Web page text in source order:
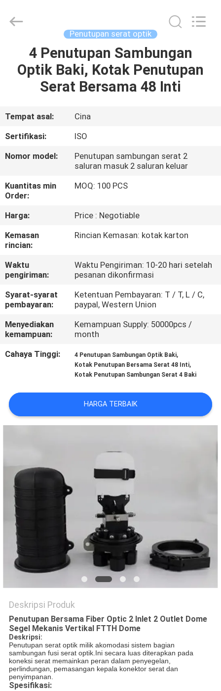
RUMAH
PRODUK
TENTANG
KAMI
TUR
PABRIK
KONTROL
KUALITAS
HUBUNGI
KAMI
BERITA
KASUS
KEBIJAKAN
PRIVASI
Copyright
Penutupan serat optik
4 Penutupan Sambungan
Optik Baki, Kotak Penutupan
Serat Bersama 48 Inti
Tempat asal:
Cina
Sertifikasi:
ISO
Nomor model:
Penutupan sambungan serat 2
saluran masuk 2 saluran keluar
Kuantitas min
Order:
MOQ: 100 PCS
Harga:
Price : Negotiable
Kemasan
rincian:
Rincian Kemasan: kotak karton
Waktu
pengiriman:
Waktu Pengiriman: 10-20 hari setelah
pesanan dikonfirmasi
Syarat-syarat
pembayaran:
Ketentuan Pembayaran: T / T, L / C,
paypal, Western Union
Menyediakan
kemampuan:
Kemampuan Supply: 50000pcs /
month
Cahaya Tinggi:
4 Penutupan Sambungan Optik Baki,
Kotak Penutupan Bersama Serat 48 Inti,
Kotak Penutupan Sambungan Serat 4 Baki
HARGA TERBAIK
Deskripsi Produk
Penutupan Bersama Fiber Optic 2 Inlet 2 Outlet Dome
Segel Mekanis Vertikal FTTH Dome
Deskripsi:
Penutupan serat optik milik akomodasi sistem bagian
sambungan fusi serat optik.Ini secara luas diterapkan pada
koneksi serat memainkan peran dalam penyegelan,
perlindungan, pemasangan kepala konektor serat dan
penyimpanan.
Spesifikasi: